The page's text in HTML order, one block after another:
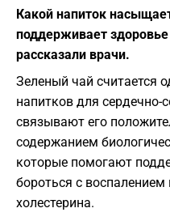
Какой напиток
поддерживает
рассказали врачи.
Зеленый чай считается
напитков для сердечно-
связывают его
содержанием
которые помогают
бороться с
холестерина.